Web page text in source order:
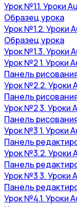
Урок №1.1. Уроки
Образец урока
Урок №1.2. Уроки
Образец урока
Урок №1.3. Уроки
Урок №2 1. Уроки
Панель
Урок №2.2. Уроки
Панель
Урок №2 3. Уроки
Панель
Урок №3 1. Уроки
Панель
Урок №3.2. Уроки
Панель
Урок №3 3. Уроки
Панель
Урок №4.1. Уроки